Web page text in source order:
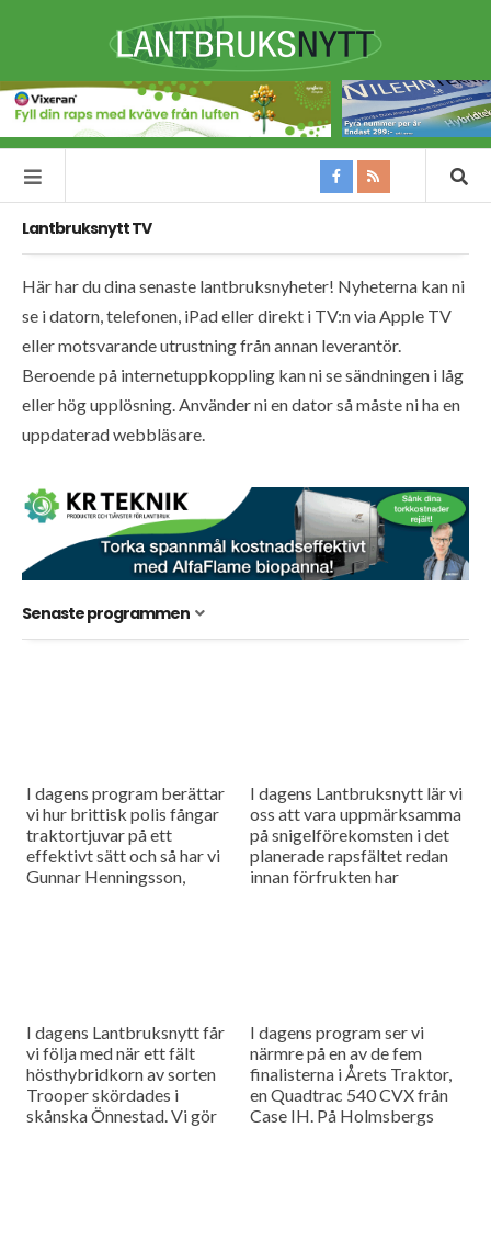
Lantbruksnytt TV
Här har du dina senaste lantbruksnyheter! Nyheterna kan ni
se i datorn, telefonen, iPad eller direkt i TV:n via Apple TV
eller motsvarande utrustning från annan leverantör.
Beroende på internetuppkoppling kan ni se sändningen i låg
eller hög upplösning. Använder ni en dator så måste ni ha en
uppdaterad webbläsare.
Senaste programmen
I dagens program berättar
vi hur brittisk polis fångar
traktortjuvar på ett
effektivt sätt och så har vi
Gunnar Henningsson,
I dagens Lantbruksnytt lär vi
oss att vara uppmärksamma
på snigelförekomsten i det
planerade rapsfältet redan
innan förfrukten har
I dagens Lantbruksnytt får
vi följa med när ett fält
hösthybridkorn av sorten
Trooper skördades i
skånska Önnestad. Vi gör
I dagens program ser vi
närmre på en av de fem
finalisterna i Årets Traktor,
en Quadtrac 540 CVX från
Case IH. På Holmsbergs